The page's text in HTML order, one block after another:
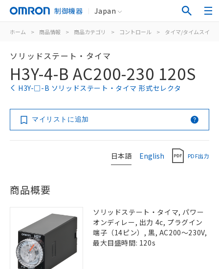
制御機器 Japan
ホーム > 商品情報 > 商品カテゴリ > コントロール > タイマ/タイムスイッ
ソリッドステート・タイマ
H3Y-4-B AC200-230 120S
H3Y-□-B ソリッドステート・タイマ 形式セレクタ
マイリストに追加
日本語 English PDF出力
商品概要
ソリッドステート・タイマ, パワー
オンディレー, 出力 4c, プラグイン
端子（14ピン）, 黒, AC200～230V,
最大目盛時間: 120s